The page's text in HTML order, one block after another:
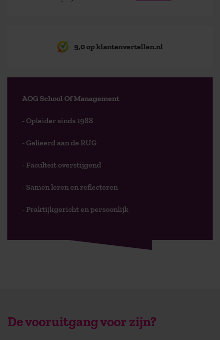
9,0 op klantenvertellen.nl
AOG School Of Management
- Opleider sinds 1988
- Gelieerd aan de RUG
- Faculteit overstijgend
- Samen leren en reflecteren
- Praktijkgericht en persoonlijk
De vooruitgang voor zijn?